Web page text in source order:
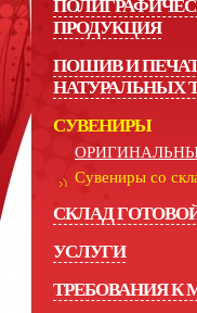
ПРОДУКЦИЯ
ПОШИВ И
НАТУРАЛЬНЫХ
СУВЕНИРЫ
Сувениры со
СКЛАД
УСЛУГИ
ТРЕБОВАНИЯ К